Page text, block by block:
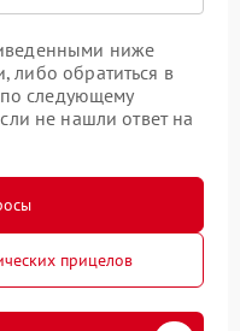
ниже
либо обратиться в
следующему
не нашли ответ на
прицелов